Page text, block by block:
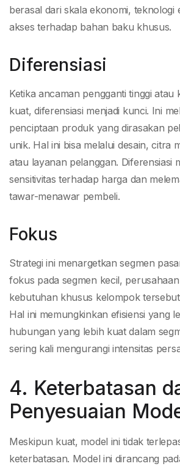
berasal dari skala ekonomi, teknologi
akses terhadap bahan baku khusus.
Diferensiasi
Ketika ancaman pengganti tinggi atau
kuat, diferensiasi menjadi kunci. Ini
penciptaan produk yang dirasakan
unik. Hal ini bisa melalui desain, citra
atau layanan pelanggan. Diferensiasi
sensitivitas terhadap harga dan
tawar-menawar pembeli.
Fokus
Strategi ini menargetkan segmen
fokus pada segmen kecil,
kebutuhan khusus kelompok
Hal ini memungkinkan efisiensi yang
hubungan yang lebih kuat dalam
sering kali mengurangi intensitas
4. Keterbatasan
Penyesuaian
Meskipun kuat, model ini tidak
keterbatasan. Model ini dirancang